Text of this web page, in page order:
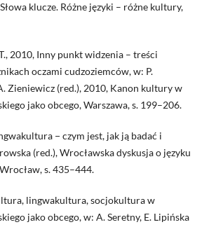
klucze. Różne języki – różne kultury,
2010, Inny punkt widzenia – treści
oczami cudzoziemców, w: P.
Zieniewicz (red.), 2010, Kanon kultury w
jako obcego, Warszawa, s. 199–206.
− czym jest, jak ją badać i
(red.), Wrocławska dyskusja o języku
s. 435–444.
lingwakultura, socjokultura w
jako obcego, w: A. Seretny, E. Lipińska